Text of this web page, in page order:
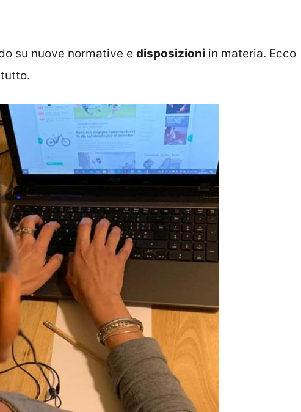
su nuove normative e disposizioni in materia. Ecco